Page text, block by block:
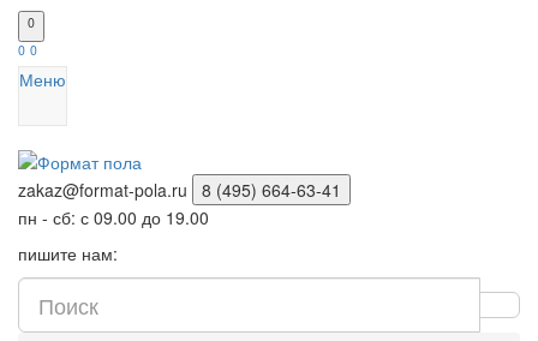
0
0 0
Меню
zakaz@format-pola.ru
8 (495) 664-63-41
пн - сб: с 09.00 до 19.00
пишите нам: